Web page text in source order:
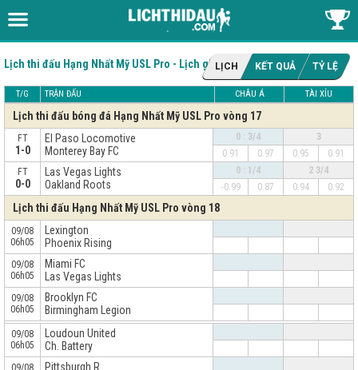
Lịch thi đấu Hạng Nhất Mỹ USL Pro - Lịch giải USL
LỊCH KẾT QUẢ TỶ LỆ
T/G TRẬN ĐẤU CHÂU Á TÀI XỈU
Lịch thi đấu bóng đá Hạng Nhất Mỹ USL Pro vòng 17
FT
1-0
El Paso Locomotive
Monterey Bay FC
0 : 3/4
3
0.91
0.97 0.95
0.91
FT
0-0
Las Vegas Lights
Oakland Roots
0 : 1/4
2 3/4
-0.99
0.87 0.94 0.92
Lịch thi đấu Hạng Nhất Mỹ USL Pro vòng 18
09/08
06h05
Lexington
Phoenix Rising
09/08
06h05
Miami FC
Las Vegas Lights
09/08
06h05
Brooklyn FC
Birmingham Legion
x
09/08
06h05
Loudoun United
Ch. Battery
09/08
Pittsburgh R.